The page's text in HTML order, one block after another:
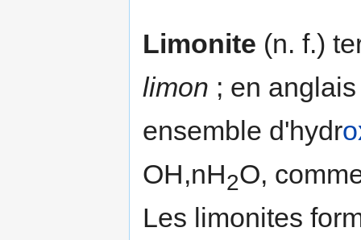
Limonite (n. f.)
limon ; en
ensemble d'hydr
OH,nH2O,
Les limonites